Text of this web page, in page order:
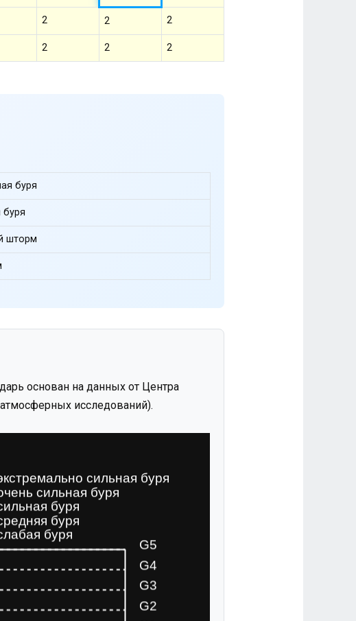
2 2 2
2 2 2
буря
буря
шторм
основан на данных от Центра
исследований).